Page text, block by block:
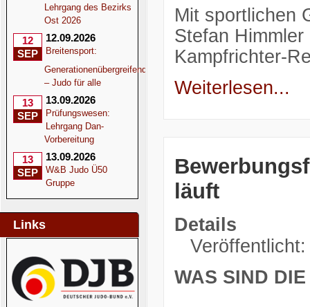
Lehrgang des Bezirks
Ost 2026
12
SEP
12.09.2026
Breitensport:
Generationenübergreifend
– Judo für alle
13
SEP
13.09.2026
Prüfungswesen:
Lehrgang Dan-
Vorbereitung
13
SEP
13.09.2026
W&B Judo Ü50
Gruppe
Links
Mit sportlichen
Stefan Himmler
Kampfrichter-
Weiterlesen...
läuft
Details
WAS SIND